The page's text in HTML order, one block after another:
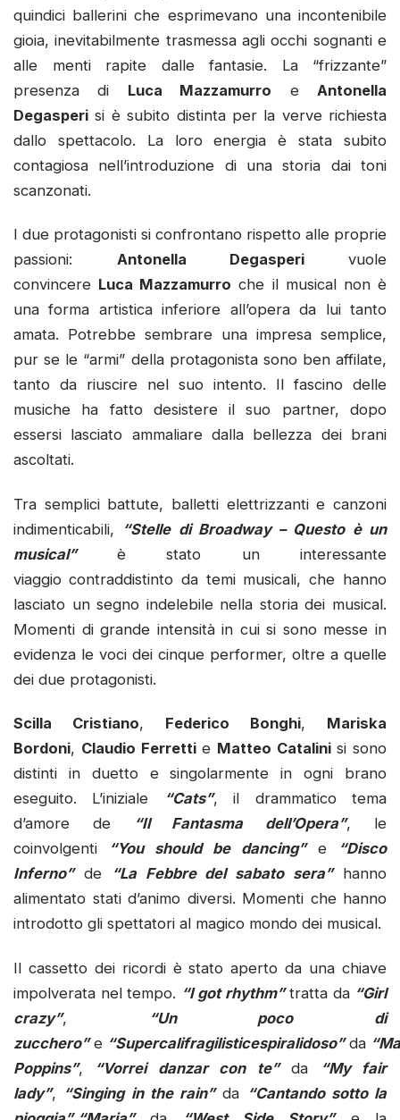
quindici ballerini che esprimevano una incontenibile
gioia, inevitabilmente trasmessa agli occhi sognanti e
alle menti rapite dalle fantasie. La “frizzante”
presenza di Luca Mazzamurro e Antonella
Degasperi si è subito distinta per la verve richiesta
dallo spettacolo. La loro energia è stata subito
contagiosa nell’introduzione di una storia dai toni
scanzonati.
I due protagonisti si confrontano rispetto alle proprie
passioni: Antonella Degasperivuole
convincere Luca Mazzamurro che il musical non è
una forma artistica inferiore all’opera da lui tanto
amata. Potrebbe sembrare una impresa semplice,
pur se le “armi” della protagonista sono ben affilate,
tanto da riuscire nel suo intento. Il fascino delle
musiche ha fatto desistere il suo partner, dopo
essersi lasciato ammaliare dalla bellezza dei brani
ascoltati.
Tra semplici battute, balletti elettrizzanti e canzoni
indimenticabili,
“Stelle di Broadway – Questo è un
musical”
è stato un interessante
viaggio contraddistinto da temi musicali, che hanno
lasciato un segno indelebile nella storia dei musical.
Momenti di grande intensità in cui si sono messe in
evidenza le voci dei cinque performer, oltre a quelle
dei due protagonisti.
Scilla Cristiano, Federico Bonghi, Mariska
Bordoni, Claudio Ferretti e Matteo Catalini si sono
distinti in duetto e singolarmente in ogni brano
eseguito. L’iniziale
“Cats”, il drammatico tema
d’amore de
“Il Fantasma dell’Opera”, le
coinvolgenti
“You should be dancing”e
“Disco
Inferno”de “La Febbre del sabato sera”hanno
alimentato stati d’animo diversi. Momenti che hanno
introdotto gli spettatori al magico mondo dei musical.
Il cassetto dei ricordi è stato aperto da una chiave
impolverata nel tempo. “I got rhythm”tratta da “Girl
crazy”,
“Un poco di
zucchero”e “Supercalifragilisticespiralidoso”da
Poppins”, “Vorrei danzar con te”da
“My fair
lady”, “Singing in the rain”da “Cantando sotto la